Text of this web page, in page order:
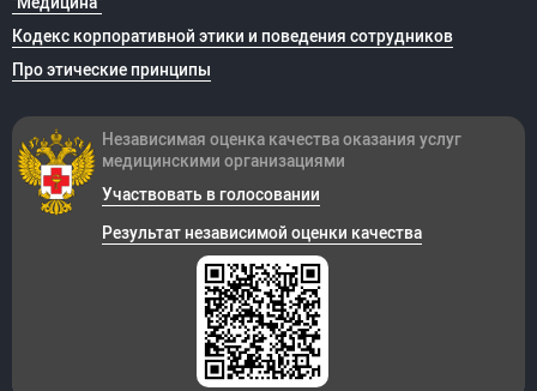
Кодекс корпоративной этики и поведения сотрудников
Про этические принципы
Независимая оценка качества оказания услуг
медицинскими организациями
Участвовать в голосовании
Результат независимой оценки качества